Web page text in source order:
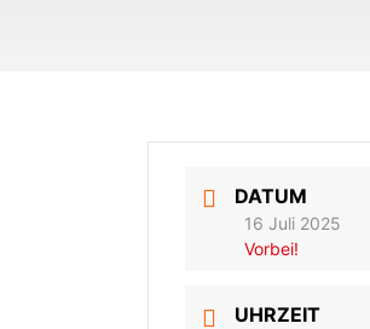
DATUM
16 Juli 2025
Vorbei!
UHRZEIT